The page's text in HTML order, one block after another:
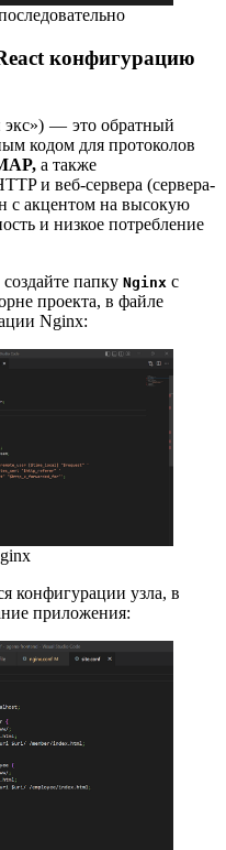
конфигурацию
экс») — это обратный
кодом для протоколов
а также
и веб-сервера (сервера-
с акцентом на высокую
и низкое потребление
создайте папку Nginx с
проекта, в файле
Nginx:
конфигурации узла, в
приложения: